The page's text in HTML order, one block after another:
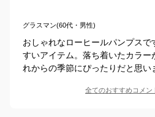
グラスマン(60代・男性)
おしゃれなローヒールパンプス
すいアイテム。落ち着いたカラー
れからの季節にぴったりだと思い
全てのおすすめコメン